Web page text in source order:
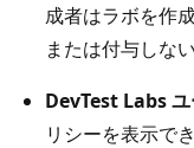
成者はラボを作
または付与しな
DevTest Labs
リシーを表示で